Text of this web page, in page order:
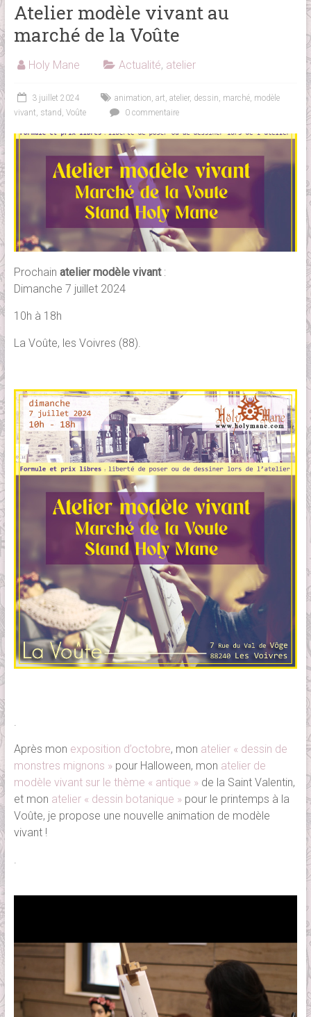
Atelier modèle vivant au
marché de la Voûte
Holy Mane Actualité, atelier
3 juillet 2024 animation, art, atelier, dessin, marché, modèle
vivant, stand , Voûte 0 commentaire
Prochain atelier modèle vivant:
Dimanche 7 juillet 2024
10h à 18h
La Voûte, les Voivres (88).
.
Après mon exposition d’octobre, mon atelier « dessin de
monstres mignons » pour Halloween, mon atelier de
modèle vivant sur le thème « antique » de la Saint Valentin,
et mon atelier « dessin botanique » pour le printemps à la
Voûte, je propose une nouvelle animation de modèle
vivant !
.